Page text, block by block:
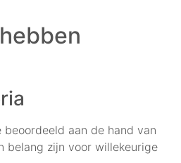
aan de hand van
belang zijn voor willekeurige